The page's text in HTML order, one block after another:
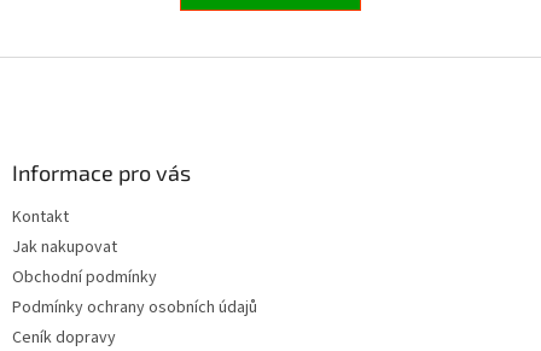
Informace pro vás
Kontakt
Jak nakupovat
Obchodní podmínky
Podmínky ochrany osobních údajů
Ceník dopravy